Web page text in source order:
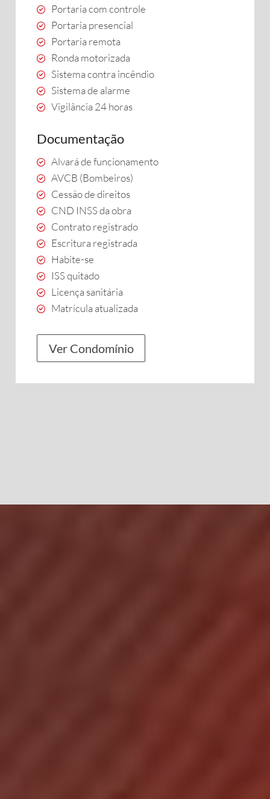
Portaria com controle
Portaria presencial
Portaria remota
Ronda motorizada
Sistema contra incêndio
Sistema de alarme
Vigilância 24 horas
Documentação
Alvará de funcionamento
AVCB (Bombeiros)
Cessão de direitos
CND INSS da obra
Contrato registrado
Escritura registrada
Habite-se
ISS quitado
Licença sanitária
Matrícula atualizada
Ver Condomínio